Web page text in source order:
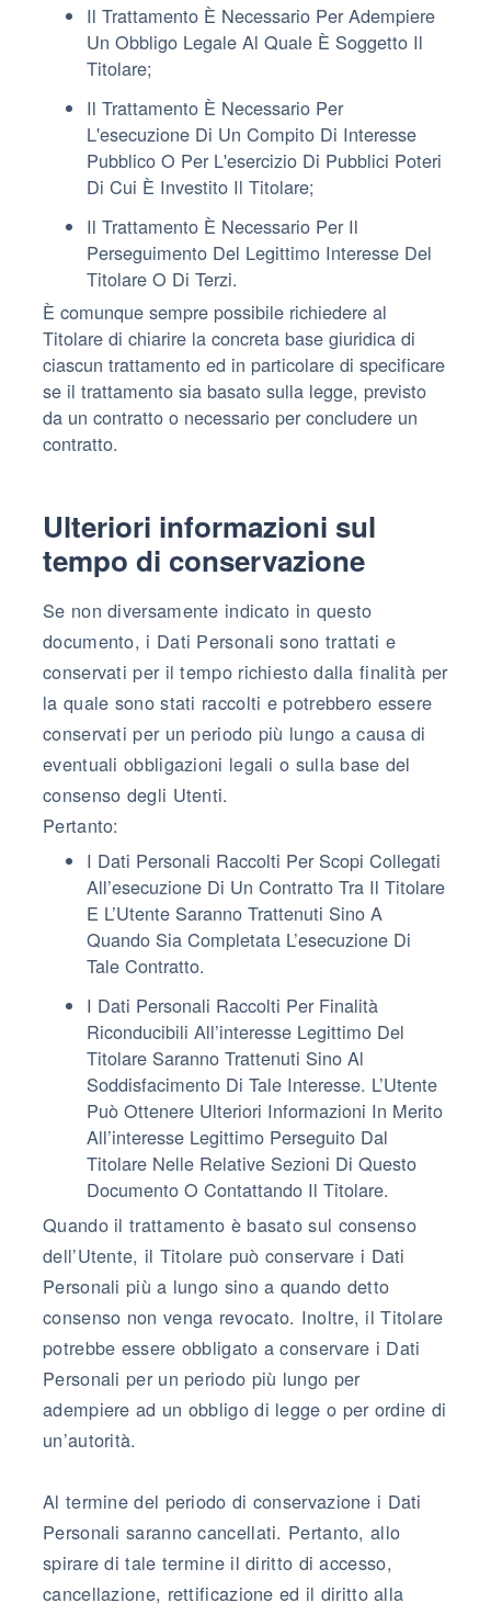
Il Trattamento È Necessario Per Adempiere
Un Obbligo Legale Al Quale È Soggetto Il
Titolare;
Il Trattamento È Necessario Per
L'esecuzione Di Un Compito Di Interesse
Pubblico O Per L'esercizio Di Pubblici Poteri
Di Cui È Investito Il Titolare;
Il Trattamento È Necessario Per Il
Perseguimento Del Legittimo Interesse Del
Titolare O Di Terzi.
È comunque sempre possibile richiedere al
Titolare di chiarire la concreta base giuridica di
ciascun trattamento ed in particolare di specificare
se il trattamento sia basato sulla legge, previsto
da un contratto o necessario per concludere un
contratto.
Ulteriori informazioni sul
tempo di conservazione
Se non diversamente indicato in questo
documento, i Dati Personali sono trattati e
conservati per il tempo richiesto dalla finalità per
la quale sono stati raccolti e potrebbero essere
conservati per un periodo più lungo a causa di
eventuali obbligazioni legali o sulla base del
consenso degli Utenti.
Pertanto:
I Dati Personali Raccolti Per Scopi Collegati
All’esecuzione Di Un Contratto Tra Il Titolare
E L’Utente Saranno Trattenuti Sino A
Quando Sia Completata L’esecuzione Di
Tale Contratto.
I Dati Personali Raccolti Per Finalità
Riconducibili All’interesse Legittimo Del
Titolare Saranno Trattenuti Sino Al
Soddisfacimento Di Tale Interesse. L’Utente
Può Ottenere Ulteriori Informazioni In Merito
All’interesse Legittimo Perseguito Dal
Titolare Nelle Relative Sezioni Di Questo
Documento O Contattando Il Titolare.
Quando il trattamento è basato sul consenso
dell’Utente, il Titolare può conservare i Dati
Personali più a lungo sino a quando detto
consenso non venga revocato. Inoltre, il Titolare
potrebbe essere obbligato a conservare i Dati
Personali per un periodo più lungo per
adempiere ad un obbligo di legge o per ordine di
un’autorità.
Al termine del periodo di conservazione i Dati
Personali saranno cancellati. Pertanto, allo
spirare di tale termine il diritto di accesso,
cancellazione, rettificazione ed il diritto alla